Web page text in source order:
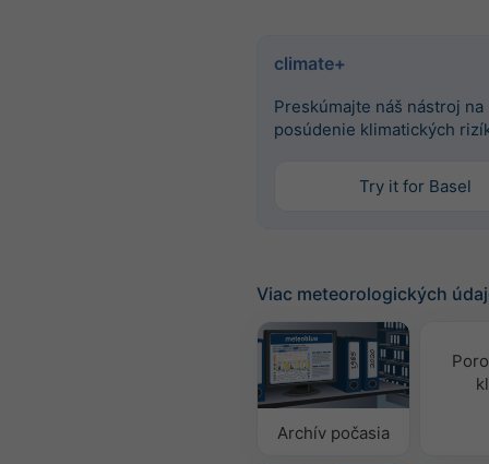
climate+
Preskúmajte náš nástroj na
posúdenie klimatických
Try it for Basel
Viac meteorologických
Archív počasia